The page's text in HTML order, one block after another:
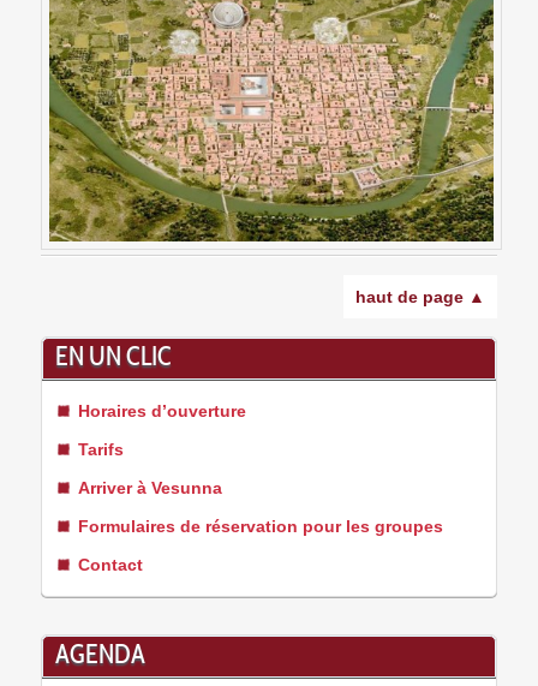
haut de page ▲
EN UN CLIC
Horaires d’ouverture
Tarifs
Arriver à Vesunna
Formulaires de réservation pour les groupes
Contact
AGENDA